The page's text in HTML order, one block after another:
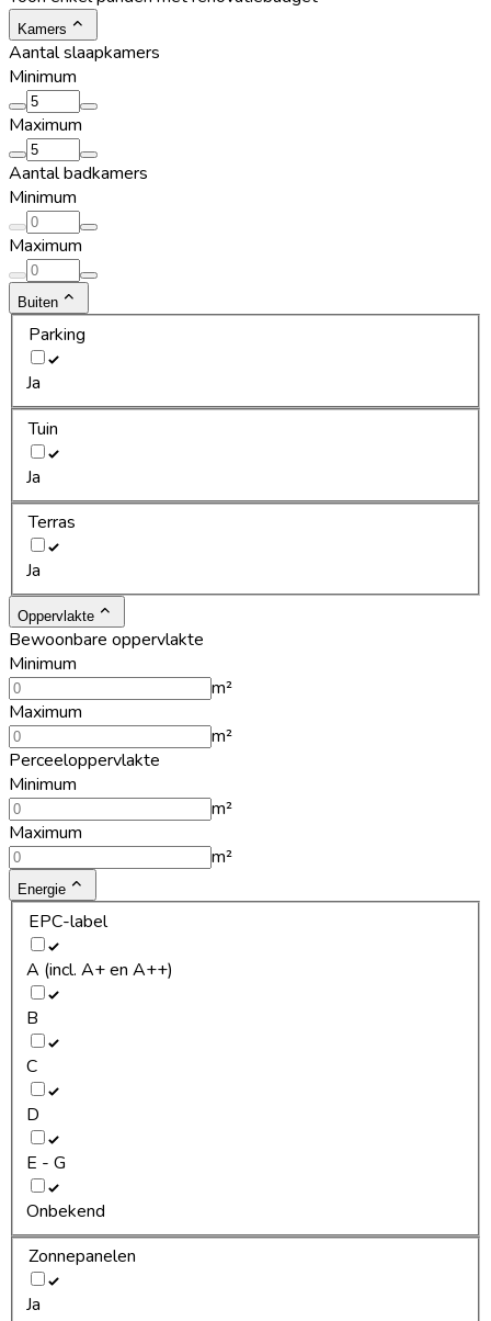
Kamers
Aantal slaapkamers
Minimum
Maximum
Aantal badkamers
Minimum
Maximum
Buiten
Parking
Ja
Tuin
Ja
Terras
Ja
Oppervlakte
Bewoonbare oppervlakte
Minimum
m²
Maximum
m²
Perceeloppervlakte
Minimum
m²
Maximum
m²
Energie
EPC-label
A (incl. A+ en A++)
B
C
D
E - G
Onbekend
Zonnepanelen
Ja